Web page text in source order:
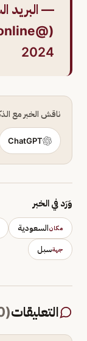
— البريد
(@SPL_KSA_online)
2024
ناقش الخبر مع
ChatGPT
وَرَد في الخبر
مكانالسعودية
جهةسبل
التعليقات(